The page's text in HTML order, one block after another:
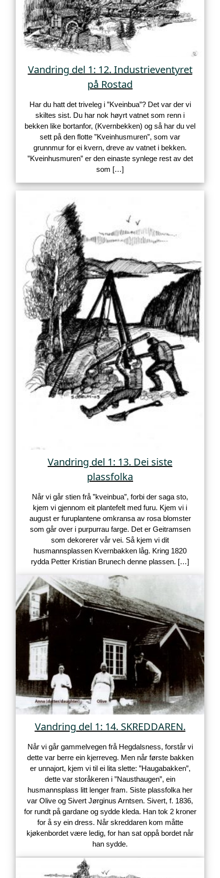
Vandring del 1: 12. Industrieventyret
på Rostad
Har du hatt det triveleg i ”Kveinbua”? Det var der vi
skiltes sist. Du har nok høyrt vatnet som renn i
bekken like bortanfor, (Kvernbekken) og så har du vel
sett på den flotte ”Kveinhusmuren”, som var
grunnmur for ei kvern, dreve av vatnet i bekken.
”Kveinhusmuren” er den einaste synlege rest av det
som […]
Vandring del 1: 13. Dei siste
plassfolka
Når vi går stien frå ”kveinbua”, forbi der saga sto,
kjem vi gjennom eit plantefelt med furu. Kjem vi i
august er furuplantene omkransa av rosa blomster
som går over i purpurrau farge. Det er Geitramsen
som dekorerer vår vei. Så kjem vi dit
husmannsplassen Kvernbakken låg. Kring 1820
rydda Petter Kristian Brunech denne plassen. […]
Vandring del 1: 14. SKREDDAREN.
Når vi går gammelvegen frå Hegdalsness, forstår vi
dette var berre ein kjerreveg. Men når første bakken
er unnajort, kjem vi til ei lita slette: ”Haugabakken”,
dette var storåkeren i ”Nausthaugen”, ein
husmannsplass litt lenger fram. Siste plassfolka her
var Olive og Sivert Jørginus Arntsen. Sivert, f. 1836,
for rundt på gardane og sydde kleda. Han tok 2 kroner
for å sy ein dress. Når skreddaren kom måtte
kjøkenbordet være ledig, for han sat oppå bordet når
han sydde.